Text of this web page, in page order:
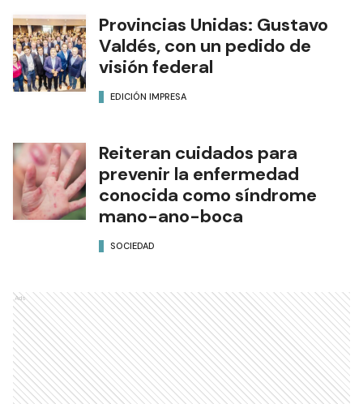
Provincias Unidas: Gustavo
Valdés, con un pedido de
visión federal
EDICIÓN IMPRESA
Reiteran cuidados para
prevenir la enfermedad
conocida como síndrome
mano-ano-boca
SOCIEDAD
Ads